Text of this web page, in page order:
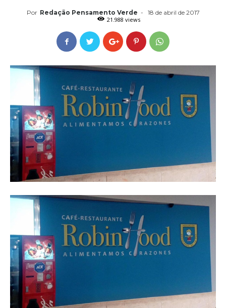
Por Redação Pensamento Verde -
18 de abril de 2017
21.988 views